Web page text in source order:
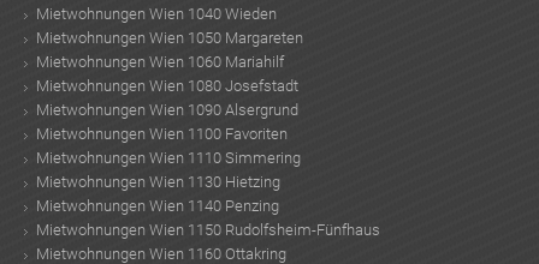
Mietwohnungen Wien 1040 Wieden
Mietwohnungen Wien 1050 Margareten
Mietwohnungen Wien 1060 Mariahilf
Mietwohnungen Wien 1080 Josefstadt
Mietwohnungen Wien 1090 Alsergrund
Mietwohnungen Wien 1100 Favoriten
Mietwohnungen Wien 1110 Simmering
Mietwohnungen Wien 1130 Hietzing
Mietwohnungen Wien 1140 Penzing
Mietwohnungen Wien 1150 Rudolfsheim-Fünfhaus
Mietwohnungen Wien 1160 Ottakring